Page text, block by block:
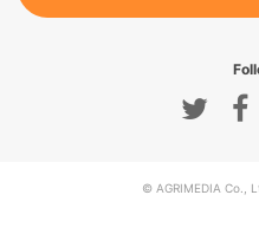
© AGRIMEDIA Co.,